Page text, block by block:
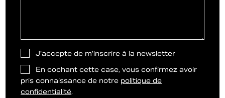
J'accepte de m'inscrire à la newsletter
En cochant cette case, vous confirmez avoir
pris connaissance de notre politique de
confidentialité.